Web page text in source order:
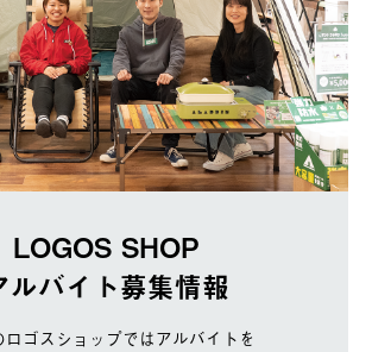
LOGOS SHOP
ルバイト募集情報
ロゴスショップではアルバイトを